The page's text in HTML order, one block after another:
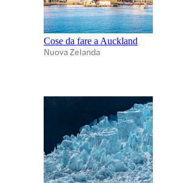
Cose da fare a Auckland
Nuova Zelanda